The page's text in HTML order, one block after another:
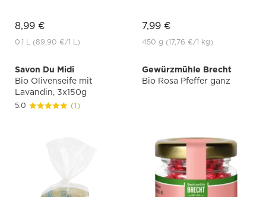
8,99 €
0.1 L (89,90 €/1 L)
7,99 €
450 g (17,76 €/1 kg)
Savon Du Midi
Bio Olivenseife mit
Lavandin, 3x150g
5.0 (1)
Gewürzmühle Brecht
Bio Rosa Pfeffer ganz